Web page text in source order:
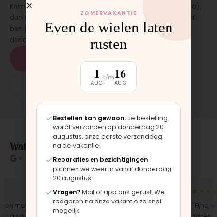
Kom langs in onze werkplaats in Moordrecht (bij Gouda),
dan monteren wij het onderdeel direct voor je. Meestal
ben je binnen 15 tot 20 minuten weer buiten. Op
donderdag en zaterdag, op afspraak.
Plan een afspraak
App: 06 - 2862 1330
Wat klanten over ons zeggen
★★★★★4.9/5 klantbeoordeling
met de
★★★★★
"Langsgekomen in Moordrecht en
★★★★★
"Fijne
ZOMERVAKANTIE
Even de wielen laten
rusten
1
AUG
t/m16
AUG
Bestellen kan gewoon. Je bestelling
wordt verzonden op donderdag 20
augustus, onze eerste verzenddag
na de vakantie.
Reparaties en bezichtigingen
plannen we weer in vanaf donderdag
20 augustus.
Vragen?Mail of app ons gerust. We
reageren na onze vakantie zo snel
mogelijk.